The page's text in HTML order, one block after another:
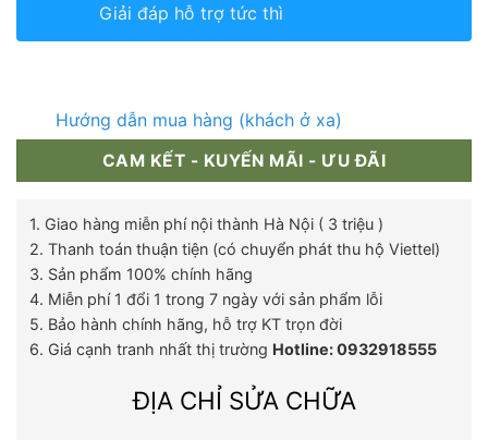
Giải đáp hỗ trợ tức thì
Hướng dẫn mua hàng (khách ở xa)
CAM KẾT - KUYẾN MÃI - ƯU ĐÃI
1. Giao hàng miễn phí nội thành Hà Nội ( 3 triệu )
2. Thanh toán thuận tiện (có chuyển phát thu hộ Viettel)
3. Sản phẩm 100% chính hãng
4. Miễn phí 1 đổi 1 trong 7 ngày với sản phẩm lỗi
5. Bảo hành chính hãng, hỗ trợ KT trọn đời
6. Giá cạnh tranh nhất thị trường Hotline: 0932918555
ĐỊA CHỈ SỬA CHỮA